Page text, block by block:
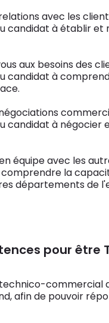
avec les
candidat à établir et
aux besoins des
candidat à
candidat à négocier
équipe avec les
la
départements de
pour être
commercial
afin de pouvoir